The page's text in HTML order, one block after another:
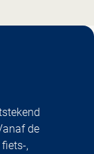
de
,